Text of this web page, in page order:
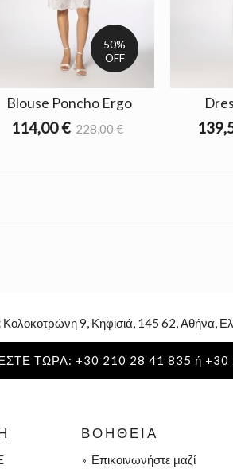
50%
OFF
Blouse Poncho Ergo
114,00 € 228,00 €
Κολοκοτρώνη 9, Κηφισιά, 145 62, Αθήνα,
ΤΩΡΑ: +30 210 28 41 835 ή +30
ΒΟΉΘΕΙΑ
» Επικοινωνήστε μαζί